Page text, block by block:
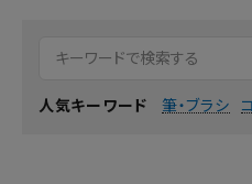
人気キーワード 筆・ブラシ